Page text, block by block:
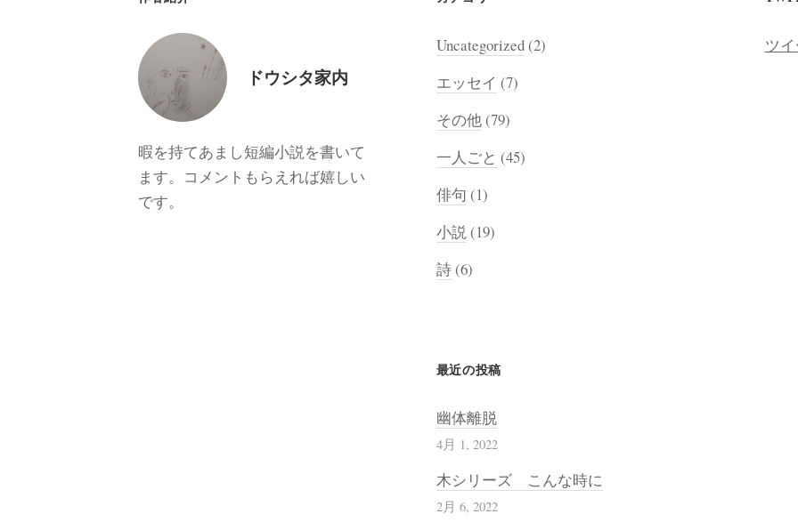
ドウシタ家内
暇を持てあまし短編小説を書いて
ます。コメントもらえれば嬉しい
です。
Uncategorized(2)
エッセイ (7)
その他(79)
一人ごと (45)
俳句 (1)
小説(19)
詩(6)
最近の投稿
幽体離脱
4月 1, 2022
木シリーズ こんな時に
2月 6, 2022
ツ